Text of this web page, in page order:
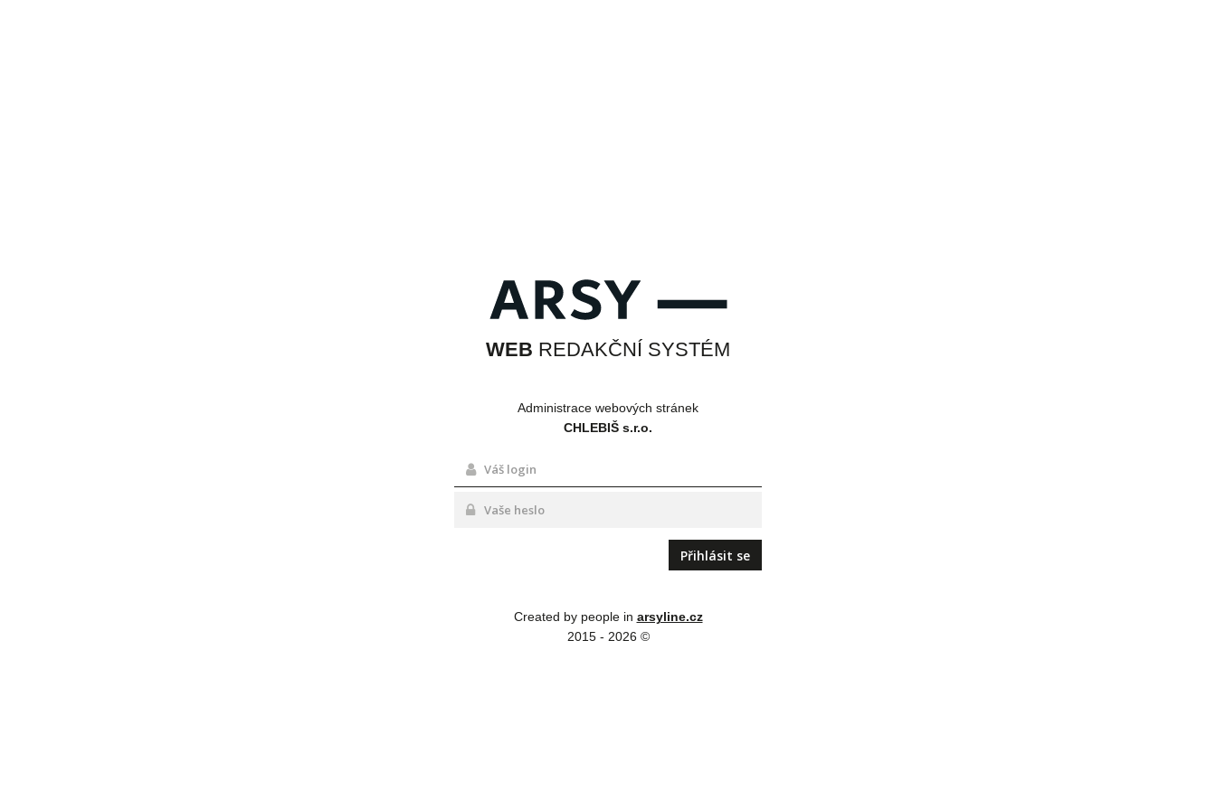
WEB REDAKČNÍ SYSTÉM
Administrace webových stránek
CHLEBIŠ s.r.o.
Created by people in arsyline.cz
2015 - 2026 ©